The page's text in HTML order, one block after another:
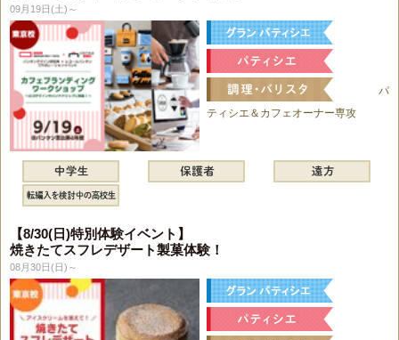
09月19日(土)～
パ
ティシエ＆カフェオーナー専攻
【8/30(日)特別体験イベント】
焼きたてスフレデザート製菓体験！
08月30日(日)～